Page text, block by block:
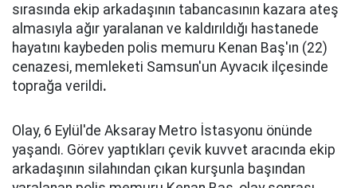
sırasında ekip arkadaşının tabancasının kazara ateş
almasıyla ağır yaralanan ve kaldırıldığı hastanede
hayatını kaybeden polis memuru Kenan Baş'ın (22)
cenazesi, memleketi Samsun'un Ayvacık ilçesinde
toprağa verildi.
Olay, 6 Eylül'de Aksaray Metro İstasyonu önünde
yaşandı. Görev yaptıkları çevik kuvvet aracında ekip
arkadaşının silahından çıkan kurşunla başından